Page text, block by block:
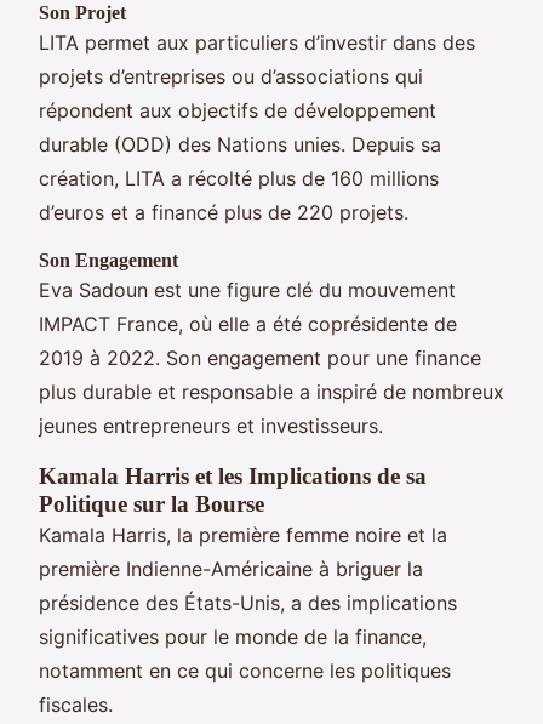
Son Projet
LITA permet aux particuliers d’investir dans des
projets d’entreprises ou d’associations qui
répondent aux objectifs de développement
durable (ODD) des Nations unies. Depuis sa
création, LITA a récolté plus de 160 millions
d’euros et a financé plus de 220 projets.
Son Engagement
Eva Sadoun est une figure clé du mouvement
IMPACT France, où elle a été coprésidente de
2019 à 2022. Son engagement pour une finance
plus durable et responsable a inspiré de nombreux
jeunes entrepreneurs et investisseurs.
Kamala Harris et les Implications de sa
Politique sur la Bourse
Kamala Harris, la première femme noire et la
première Indienne-Américaine à briguer la
présidence des États-Unis, a des implications
significatives pour le monde de la finance,
notamment en ce qui concerne les politiques
fiscales.